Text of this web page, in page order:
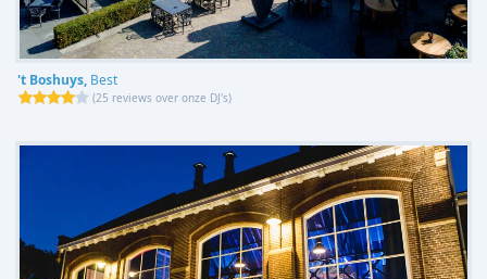
't Boshuys, Best
(25 reviews over onze DJ's)